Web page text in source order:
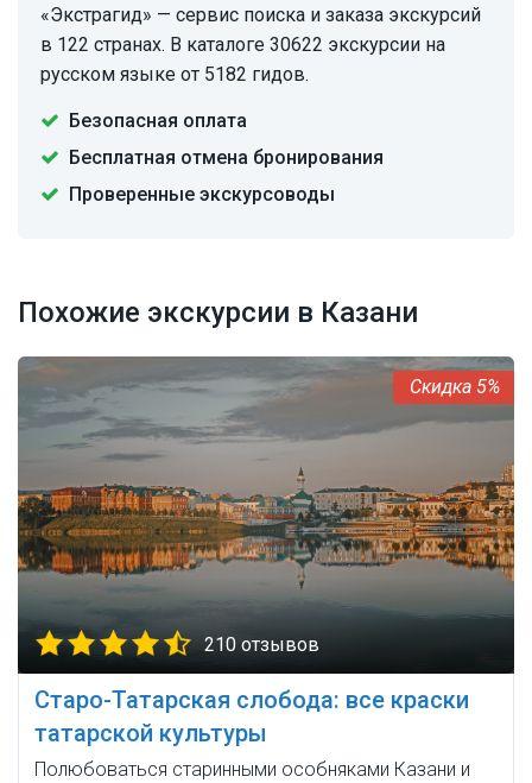
«Экстрагид» — сервис поиска и заказа экскурсий
в 122 странах. В каталоге 30622 экскурсии на
русском языке от 5182 гидов.
Безопасная оплата
Бесплатная отмена бронирования
Проверенные экскурсоводы
Похожие экскурсии в Казани
5%
210 отзывов
Старо-Татарская слобода: все краски
татарской культуры
Полюбоваться старинными особняками Казани и